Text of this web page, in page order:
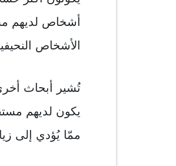
أشخاص لديهم
الأشخاص
تُشير أبحاث
ممّا يُؤدي إلى